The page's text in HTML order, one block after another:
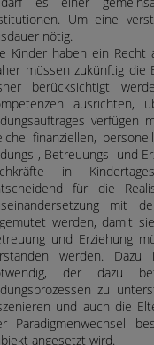
Um eine
nötig.
Kinder haben ein Recht
müssen zukünftig die
berücksichtigt
verfügen
finanziellen,
, Betreuungs- und
in
für die
mit
werden, damit
und Erziehung
werden. Dazu
der dazu
zu
und auch die
Paradigmenwechsel
angesetzt wird.